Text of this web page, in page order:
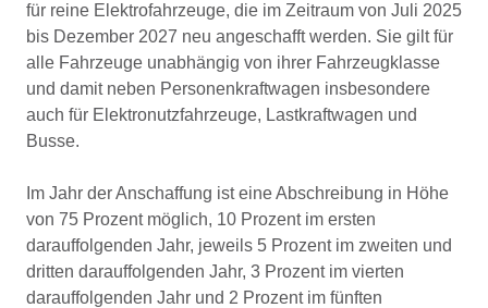
für reine Elektrofahrzeuge, die im Zeitraum von Juli 2025
bis Dezember 2027 neu angeschafft werden. Sie gilt für
alle Fahrzeuge unabhängig von ihrer Fahrzeugklasse
und damit neben Personenkraftwagen insbesondere
auch für Elektronutzfahrzeuge, Lastkraftwagen und
Busse.
Im Jahr der Anschaffung ist eine Abschreibung in Höhe
von 75 Prozent möglich, 10 Prozent im ersten
darauffolgenden Jahr, jeweils 5 Prozent im zweiten und
dritten darauffolgenden Jahr, 3 Prozent im vierten
darauffolgenden Jahr und 2 Prozent im fünften